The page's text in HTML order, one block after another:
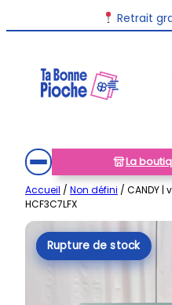
au
Retrait
La
Accueil / Non défini / CANDY |
HCF3C7LFX